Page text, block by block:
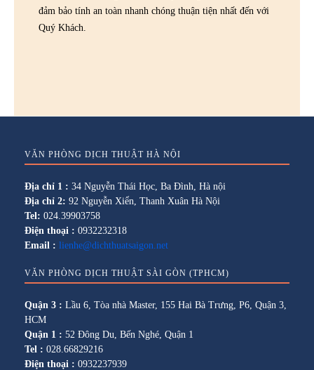
đảm bảo tính an toàn nhanh chóng thuận tiện nhất đến với
Quý Khách.
VĂN PHÒNG DỊCH THUẬT HÀ NỘI
Địa chỉ 1 : 34 Nguyễn Thái Học, Ba Đình, Hà nội
Địa chỉ 2: 92 Nguyễn Xiển, Thanh Xuân Hà Nội
Tel: 024.39903758
Điện thoại : 0932232318
Email : lienhe@dichthuatsaigon.net
VĂN PHÒNG DỊCH THUẬT SÀI GÒN (TPHCM)
Quận 3 : Lầu 6, Tòa nhà Master, 155 Hai Bà Trưng, P6, Quận 3,
HCM
Quận 1 : 52 Đông Du, Bến Nghé, Quận 1
Tel : 028.66829216
Điện thoại : 0932237939